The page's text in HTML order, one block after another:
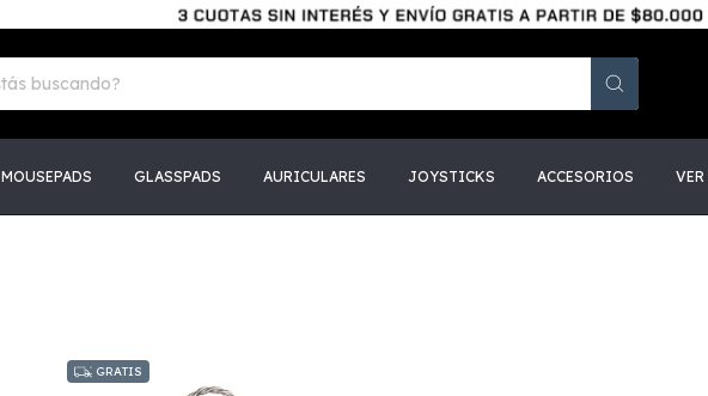
MOUSEPADS GLASSPADS AURICULARES JOYSTICKS ACCESORIOS
GRATIS